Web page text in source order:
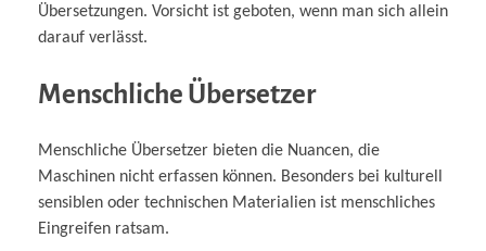
Übersetzungen. Vorsicht ist geboten, wenn man sich allein
darauf verlässt.
Menschliche Übersetzer
Menschliche Übersetzer bieten die Nuancen, die
Maschinen nicht erfassen können. Besonders bei kulturell
sensiblen oder technischen Materialien ist menschliches
Eingreifen ratsam.